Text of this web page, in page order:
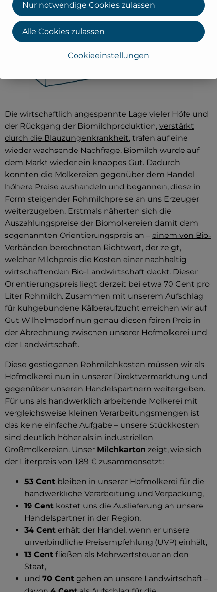
Die wirtschaftlich angespannte Lage vieler Höfe und
der Rückgang der Biomilchproduktion, verstärkt
durch die Blauzungenkrankheit, trafen auf eine
wieder wachsende Nachfrage. Biomilch wurde auf
dem Markt wieder ein knappes Gut. Dadurch
konnten die Molkereien gegenüber dem Handel
höhere Preise aushandeln und begannen, diese in
Form steigender Rohmilchpreise an uns Erzeuger
weiterzugeben. Erstmals näherten sich die
Auszahlungspreise der Biomolkereien damit dem
sogenannten Orientierungspreis an – einem von Bio-
Verbänden berechneten Richtwert, der zeigt,
welcher Milchpreis die Kosten einer nachhaltig
wirtschaftenden Bio-Landwirtschaft deckt. Dieser
Orientierungspreis liegt derzeit bei etwa 70 Cent pro
Liter Rohmilch. Zusammen mit unserem Aufschlag
für kuhgebundene Kälberaufzucht erreichen wir auf
Gut Wilhelmsdorf nun genau diesen fairen Preis in
der Abrechnung zwischen unserer Hofmolkerei und
der Landwirtschaft.
Diese gestiegenen Rohmilchkosten müssen wir als
Hofmolkerei nun in unserer Direktvermarktung und
gegenüber unseren Handelspartnern weitergeben.
Für uns als handwerklich arbeitende Molkerei mit
vergleichsweise kleinen Verarbeitungsmengen ist
das keine einfache Aufgabe – unsere Stückkosten
sind deutlich höher als in industriellen
Großmolkereien. Unser Milchkarton zeigt, wie sich
der Literpreis von 1,89 € zusammensetzt:
53 Cent bleiben in unserer Hofmolkerei für die
handwerkliche Verarbeitung und Verpackung,
19 Cent kostet uns die Auslieferung an unsere
Handelspartner in der Region,
34 Cent erhält der Handel, wenn er unsere
unverbindliche Preisempfehlung (UVP) einhält,
13 Cent fließen als Mehrwertsteuer an den
Staat,
und 70 Cent gehen an unsere Landwirtschaft –
Cookieeinstellungen
Nur notwendige Cookies zulassen
Alle Cookies zulassen